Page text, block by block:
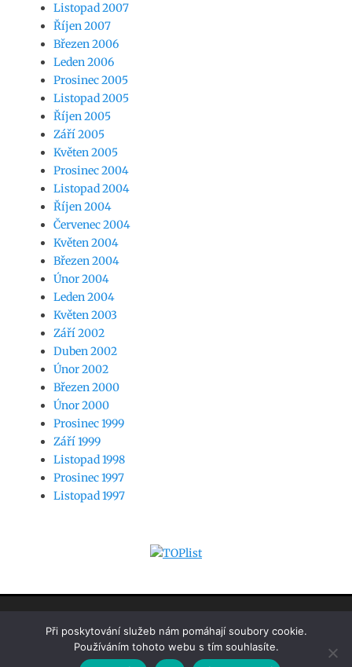
Listopad 2007
Říjen 2007
Březen 2006
Leden 2006
Prosinec 2005
Listopad 2005
Říjen 2005
Září 2005
Květen 2005
Prosinec 2004
Listopad 2004
Říjen 2004
Červenec 2004
Květen 2004
Březen 2004
Únor 2004
Leden 2004
Květen 2003
Září 2002
Duben 2002
Únor 2002
Březen 2000
Únor 2000
Prosinec 1999
Září 1999
Listopad 1998
Prosinec 1997
Listopad 1997
Při poskytování služeb nám pomáhají soubory cookie.
Používáním tohoto webu s tím souhlasíte.